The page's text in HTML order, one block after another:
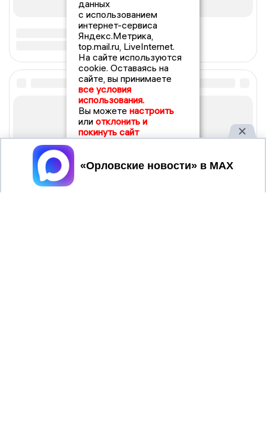
данных
с использованием
интернет-сервиса
Яндекс.Метрика,
top.mail.ru, LiveInternet.
На сайте используются
cookie. Оставаясь на
сайте, вы принимаете
все условия
использования.
Вы можете настроить
или отклонить и
покинуть сайт
Принять